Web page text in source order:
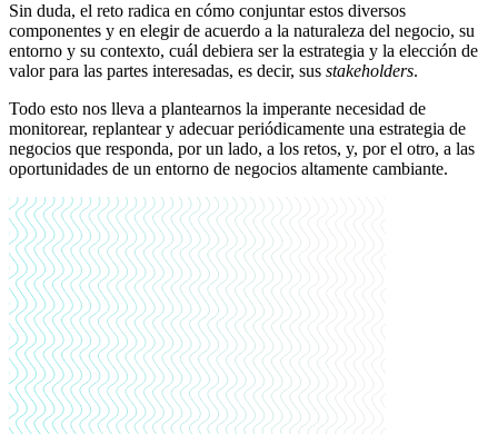
Sin duda, el reto radica en cómo conjuntar estos diversos
componentes y en elegir de acuerdo a la naturaleza del negocio, su
entorno y su contexto, cuál debiera ser la estrategia y la elección de
valor para las partes interesadas, es decir, sus stakeholders.
Todo esto nos lleva a plantearnos la imperante necesidad de
monitorear, replantear y adecuar periódicamente una estrategia de
negocios que responda, por un lado, a los retos, y, por el otro, a las
oportunidades de un entorno de negocios altamente cambiante.